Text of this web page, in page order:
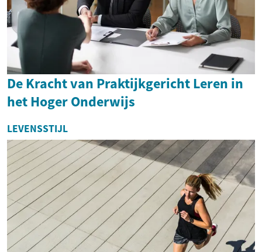
De Kracht van Praktijkgericht Leren in
het Hoger Onderwijs
LEVENSSTIJL